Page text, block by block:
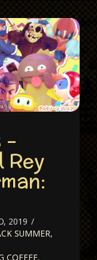
Rey
2019
SUMMER,
COFFEE,